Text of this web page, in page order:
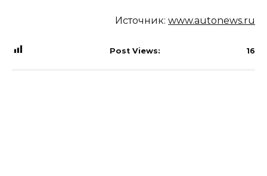
Источник: www.autonews.ru
Post Views: 16